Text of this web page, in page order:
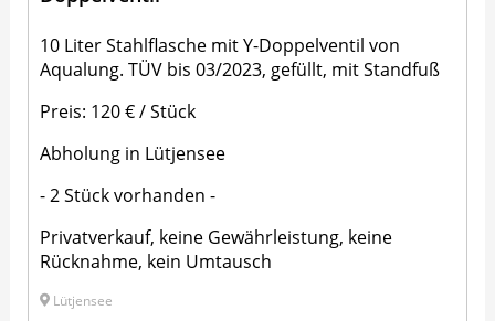
10 Liter Stahlflasche mit Y-Doppelventil von
Aqualung. TÜV bis 03/2023, gefüllt, mit Standfuß
Preis: 120 € / Stück
Abholung in Lütjensee
- 2 Stück vorhanden -
Privatverkauf, keine Gewährleistung, keine
Rücknahme, kein Umtausch
Lütjensee